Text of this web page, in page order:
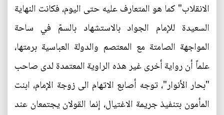
الانقلاب" كما هو المتعارف عليه حتى اليوم، فكانت النهاية
السعيدة للإمام الجواد بالاستشهاد بالسمّ في ساحة
المواجهة الصامتة مع المعتصم والدولة العباسية برمتها،
علماً أن رواية أخرى غير هذه الراوية المعتمدة لدى صاحب
"بحار الأنوار"، توجه أصابع الاتهام الى زوجة الإمام، ابنت
المأمون بتنفيذ جريمة الاغتيال، إنما القولان يجتمعان عند